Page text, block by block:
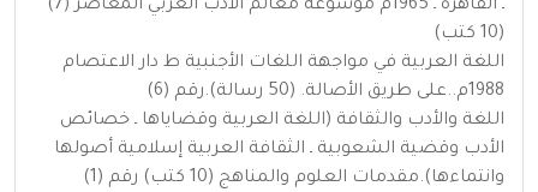
ـ القاهرة ـ 1965م موسوعة معالم الأدب العربي المعاصر (7)
(10 كتب)
اللغة العربية في مواجهة اللغات الأجنبية ط دار الاعتصام
1988م..على طريق الأصالة. (50 رسالة).رقم (6)
اللغة والأدب والثقافة (اللغة العربية وقضاياها ـ خصائص
الأدب وقضية الشعوبية ـ الثقافة العربية إسلامية أصولها
وانتماءها).مقدمات العلوم والمناهج (10 كتب) رقم (1)